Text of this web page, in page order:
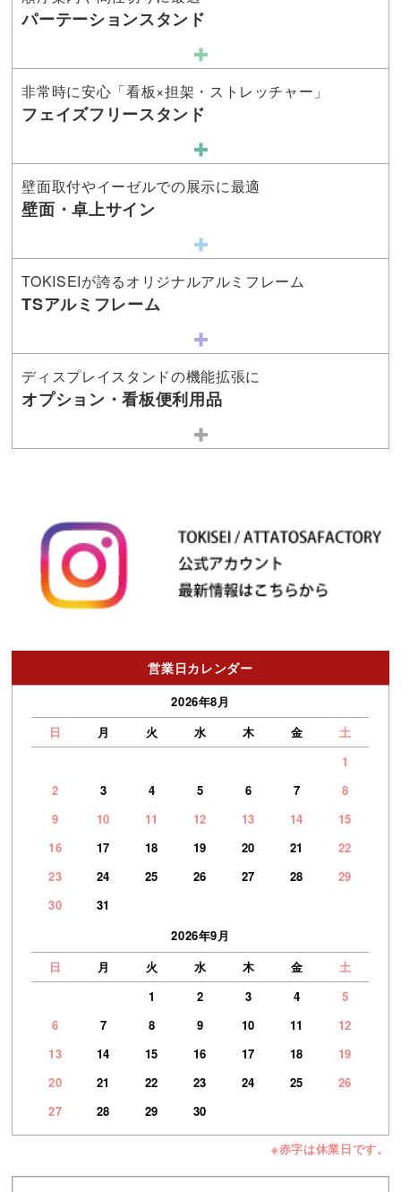
パーテーションスタンド
非常時に安心「看板×担架・ストレッチャー」
フェイズフリースタンド
壁面取付やイーゼルでの展示に最適
壁面・卓上サイン
TOKISEIが誇るオリジナルアルミフレーム
TSアルミフレーム
ディスプレイスタンドの機能拡張に
オプション・看板便利用品
営業日カレンダー
2026年8月
日
月 火 水 木 金
土
1
2
3 4 5 6 7
8
9
10 11 12 13 14
15
16
17 18 19 20 21
22
23
24 25 26 27 28
29
30
31
2026年9月
日
月 火 水 木 金
土
1
2 3 4
5
6
7 8 9 10 11
12
13
14 15 16 17 18
19
20
21 22 23 24 25
26
27
28 29 30
※赤字は休業日です。